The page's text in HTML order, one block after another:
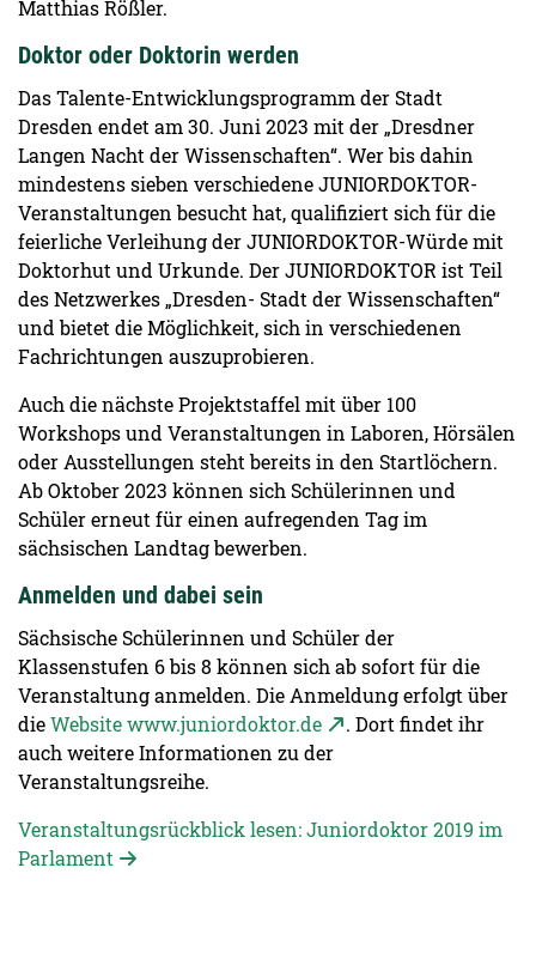
Matthias Rößler.
Doktor oder Doktorin werden
Das Talente-Entwicklungsprogramm der Stadt
Dresden endet am 30. Juni 2023 mit der „Dresdner
Langen Nacht der Wissenschaften“. Wer bis dahin
mindestens sieben verschiedene JUNIORDOKTOR-
Veranstaltungen besucht hat, qualifiziert sich für die
feierliche Verleihung der JUNIORDOKTOR-Würde mit
Doktorhut und Urkunde. Der JUNIORDOKTOR ist Teil
des Netzwerkes „Dresden- Stadt der Wissenschaften“
und bietet die Möglichkeit, sich in verschiedenen
Fachrichtungen auszuprobieren.
Auch die nächste Projektstaffel mit über 100
Workshops und Veranstaltungen in Laboren, Hörsälen
oder Ausstellungen steht bereits in den Startlöchern.
Ab Oktober 2023 können sich Schülerinnen und
Schüler erneut für einen aufregenden Tag im
sächsischen Landtag bewerben.
Anmelden und dabei sein
Sächsische Schülerinnen und Schüler der
Klassenstufen 6 bis 8 können sich ab sofort für die
Veranstaltung anmelden. Die Anmeldung erfolgt über
dieWebsite www.juniordoktor.de
. Dort findet ihr
auch weitere Informationen zu der
Veranstaltungsreihe.
Veranstaltungsrückblick lesen: Juniordoktor 2019 im
Parlament